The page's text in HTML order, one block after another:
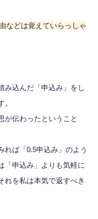
などは覚えていらっしゃ
み込んだ「申込み」をし
が伝わったということ
れば「0.5申込み」のよう
「申込み」よりも気軽に
れを私は本気で返すべき